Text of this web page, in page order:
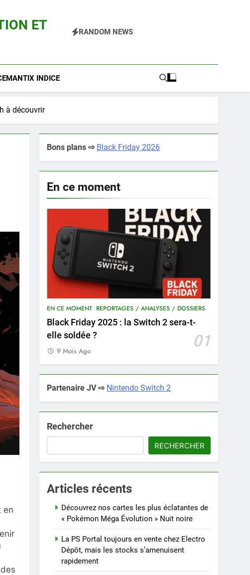
ET
RANDOM NEWS
INDICE
à découvrir
en
Bons plans ⇨ Black Friday 2026
En ce moment
EN CE MOMENT REPORTAGES / ANALYSES / DOSSIERS
Black Friday 2025 : la Switch 2 sera-t-
elle soldée ?
01
9 Mois Ago
Partenaire JV ⇨ Nintendo Switch 2
Rechercher
RECHERCHER
Articles récents
Découvrez nos cartes les plus éclatantes de
« Pokémon Méga Évolution » Nuit noire
La PS Portal toujours en vente chez Electro
Dépôt, mais les stocks s’amenuisent
rapidement